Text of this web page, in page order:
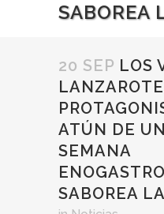
SABOREA
20 SEP LOS
ATÚN DE
SEMANA
SABOREA